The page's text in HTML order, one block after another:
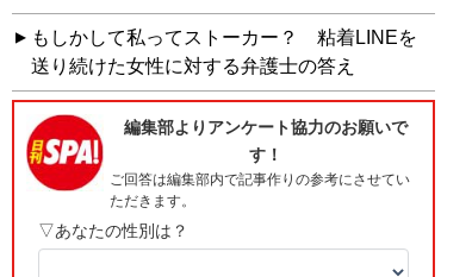
もしかして私ってストーカー？ 粘着LINEを
送り続けた女性に対する弁護士の答え